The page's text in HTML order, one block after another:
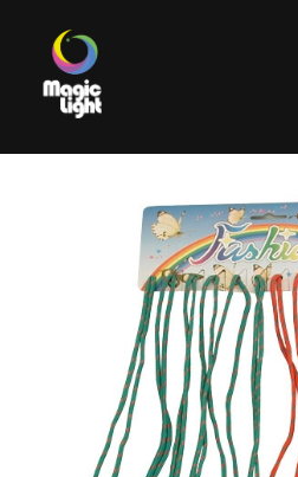
Produits
Les plus populaires
Liquidations